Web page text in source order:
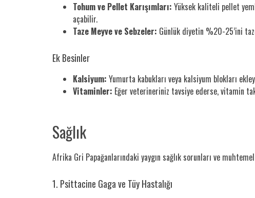
Tohum ve Pellet Karışımları: Yüksek kaliteli pellet
açabilir.
Taze Meyve ve Sebzeler: Günlük diyetin %20-25’ini
Ek Besinler
Kalsiyum: Yumurta kabukları veya kalsiyum blokları
Vitaminler: Eğer veterineriniz tavsiye ederse, vitamin
Sağlık
Afrika Gri Papağanlarındaki yaygın sağlık sorunları ve
1. Psittacine Gaga ve Tüy Hastalığı